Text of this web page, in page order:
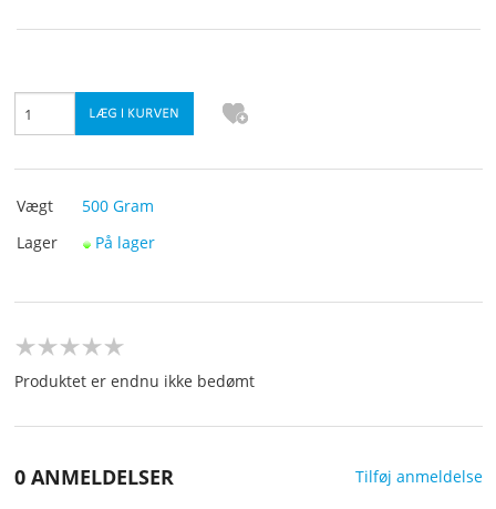
BESTIL
PROFIL
KUNDECENTER
FAVORIT
KONTAKT OS
Vægt 500 Gram
Lager
På lager
Produktet er endnu ikke bedømt
0 ANMELDELSER Tilføj anmeldelse